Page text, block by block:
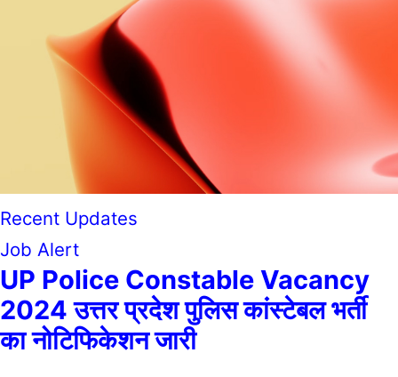
Recent Updates
Job Alert
UP Police Constable Vacancy
2024 उत्तर प्रदेश पुलिस कांस्टेबल भर्ती
का नोटिफिकेशन जारी